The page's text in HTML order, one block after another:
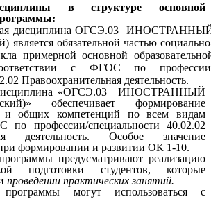
в структуре основной
ОГСЭ.03
является обязательной частью
примерной основной
с ФГОС по
Правоохранительная деятельность.
«ОГСЭ.03 ИНОСТРАННЫЙ
обеспечивает формирование
и общих компетенций по всем видам
по профессии/специальности 40.02.02
деятельность. Особое значение
формировании и развитии ОК 1-10.
предусматривают реализацию
подготовки студентов, которые
проведении практических занятий.
могут использоваться с